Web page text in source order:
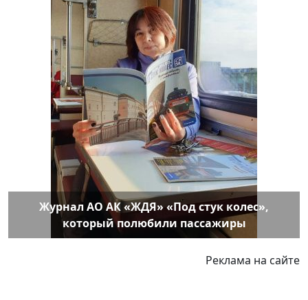
Журнал АО АК «ЖДЯ» «Под стук колес»,
который полюбили пассажиры
Реклама на сайте